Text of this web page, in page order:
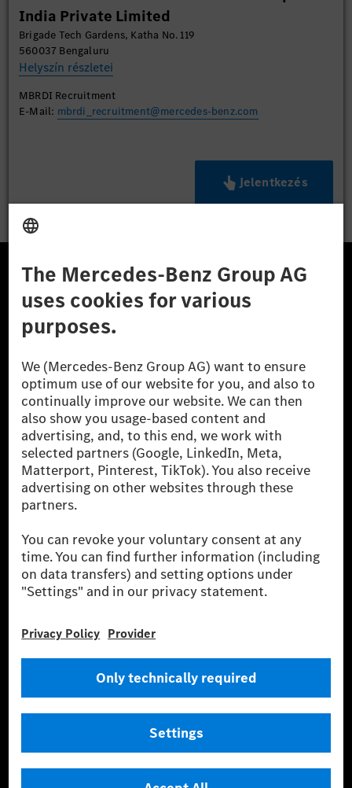
India Private Limited
Brigade Tech Gardens, Katha No. 119
560037 Bengaluru
Helyszín részletei
MBRDI Recruitment
E-Mail: mbrdi_recruitment@mercedes-benz.com
Jelentkezés
A Mercedes-Benz Csoport
A Mercedes-Benz Group AG (korábbi Daimler AG) a
Mercedes-Benz AG-val együtt a prémium és
luxusautók, valamint kishaszonjárművek vezető
globális szállítói vagyunk. A Mercedes-Benz Mobility
AG finanszírozást, lízinget, autó előfizetést és
autókölcsönzést, flottakezelést, digitális
szolgáltatásokat a töltéshez és fizetéshez,
biztosításközvetítést, valamint innovatív mobilitási
szolgáltatásokat kínál.
Helyszínek
Jogi nyilatkozat